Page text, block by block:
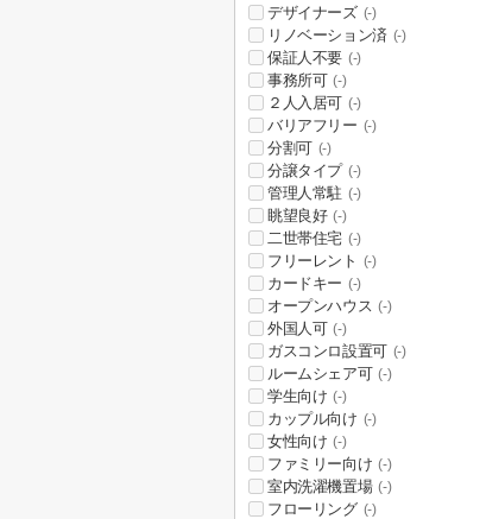
デザイナーズ (-)
リノベーション済 (-)
保証人不要 (-)
事務所可 (-)
２人入居可 (-)
バリアフリー (-)
分割可 (-)
分譲タイプ (-)
管理人常駐 (-)
眺望良好 (-)
二世帯住宅 (-)
フリーレント (-)
カードキー (-)
オープンハウス (-)
外国人可 (-)
ガスコンロ設置可 (-)
ルームシェア可 (-)
学生向け (-)
カップル向け (-)
女性向け (-)
ファミリー向け (-)
室内洗濯機置場 (-)
フローリング (-)